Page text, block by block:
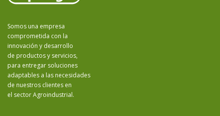
Somos una empresa
comprometida con la
innovación y desarrollo
de productos y servicios,
para entregar soluciones
adaptables a las necesidades
de nuestros clientes en
el sector Agroindustrial.